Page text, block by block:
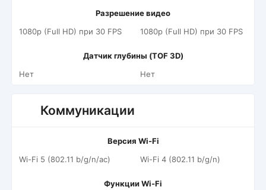
Разрешение видео
1080p (Full HD) при 30 FPS
1080p (Full HD) при 30 FPS
Датчик глубины (TOF 3D)
Нет
Нет
Коммуникации
Версия Wi-Fi
Wi-Fi 5 (802.11 b/g/n/ac)
Wi-Fi 4 (802.11 b/g/n)
Функции Wi-Fi